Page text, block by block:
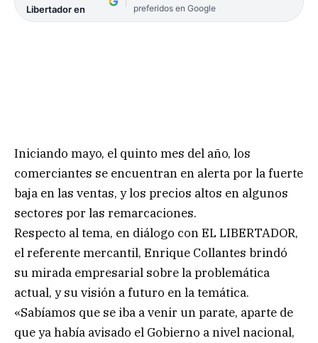
Libertador en preferidos en Google
Iniciando mayo, el quinto mes del año, los
comerciantes se encuentran en alerta por la fuerte
baja en las ventas, y los precios altos en algunos
sectores por las remarcaciones.
Respecto al tema, en diálogo con EL LIBERTADOR,
el referente mercantil, Enrique Collantes brindó
su mirada empresarial sobre la problemática
actual, y su visión a futuro en la temática.
«Sabíamos que se iba a venir un parate, aparte de
que ya había avisado el Gobierno a nivel nacional,